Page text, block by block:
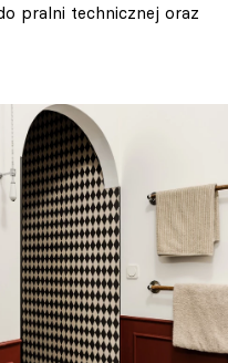
pralni technicznej oraz